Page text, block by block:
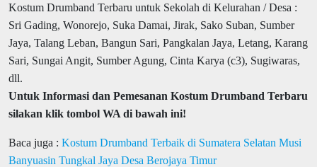
Kostum Drumband Terbaru untuk Sekolah di Kelurahan / Desa :
Sri Gading, Wonorejo, Suka Damai, Jirak, Sako Suban, Sumber
Jaya, Talang Leban, Bangun Sari, Pangkalan Jaya, Letang, Karang
Sari, Sungai Angit, Sumber Agung, Cinta Karya (c3), Sugiwaras,
dll.
Untuk Informasi dan Pemesanan Kostum Drumband Terbaru
silakan klik tombol WA di bawah ini!
Baca juga : Kostum Drumband Terbaik di Sumatera Selatan Musi
Banyuasin Tungkal Jaya Desa Berojaya Timur